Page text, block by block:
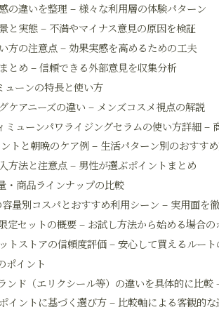
の違いを整理 – 様々な利用層の体験パターン
と実態 – 不満やマイナス意見の原因を検証
方の注意点 – 効果実感を高めるための工夫
とめ – 信頼できる外部意見を収集分析
ューンの特長と使い方
ケアニーズの違い – メンズコスメ視点の解説
ューンパワライジングセラムの使い方詳細 –
トと朝晩のケア例 – 生活パターン別のおすす
方法と注意点 – 男性が選ぶポイントまとめ
・商品ラインナップの比較
量別コスパとおすすめ利用シーン – 実用面を
定セットの概要 – お試し方法から始める場合の
トストアの信頼度評価 – 安心して買えるルート
ポイント
ンド（エリクシール等）の違いを具体的に比
イントに基づく選び方 – 比較軸による客観的